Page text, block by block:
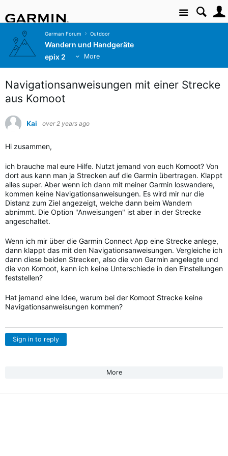
Site
German Forum Outdoor
Wandern und Handgeräte
epix 2
More
Navigationsanweisungen mit einer Strecke
aus Komoot
Kai over 2 years ago
Hi zusammen,
ich brauche mal eure Hilfe. Nutzt jemand von euch Komoot? Von
dort aus kann man ja Strecken auf die Garmin übertragen. Klappt
alles super. Aber wenn ich dann mit meiner Garmin loswandere,
kommen keine Navigationsanweisungen. Es wird mir nur die
Distanz zum Ziel angezeigt, welche dann beim Wandern
abnimmt. Die Option "Anweisungen" ist aber in der Strecke
angeschaltet.
Wenn ich mir über die Garmin Connect App eine Strecke anlege,
dann klappt das mit den Navigationsanweisungen. Vergleiche ich
dann diese beiden Strecken, also die von Garmin angelegte und
die von Komoot, kann ich keine Unterschiede in den Einstellungen
feststellen?
Hat jemand eine Idee, warum bei der Komoot Strecke keine
Navigationsanweisungen kommen?
Sign in to reply
More